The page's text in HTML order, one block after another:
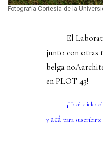
Fotografía Cortesía de la
El
junto con otras
belga
enPLOT 43!
¡Hacé clickacá
yacápara suscribirte